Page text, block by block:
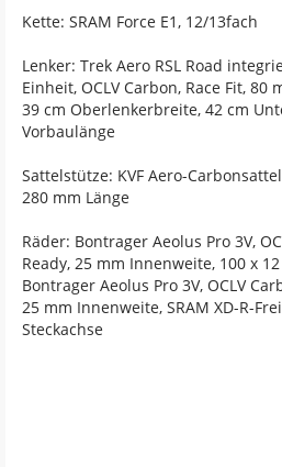
Kette: SRAM Force E1, 12/13fach
Lenker: Trek Aero RSL Road
Einheit, OCLV Carbon, Race Fit, 80
39 cm Oberlenkerbreite, 42 cm
Vorbaulänge
Sattelstütze: KVF Aero-
280 mm Länge
Räder: Bontrager Aeolus Pro 3V,
Ready, 25 mm Innenweite, 100 x
Bontrager Aeolus Pro 3V, OCLV
25 mm Innenweite, SRAM XD-R-
Steckachse